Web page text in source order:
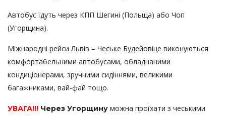
Автобус їдуть через КПП Шегині (Польща) або Чоп
(Угорщина).
Міжнародні рейси Львів – Чеське Будейовіце виконуються
комфортабельними автобусами, обладнаними
кондиціонерами, зручними сидіннями, великими
багажниками, вай-фай тощо.
УВАГА!!! Через Угорщину можна проїхати з чеськими